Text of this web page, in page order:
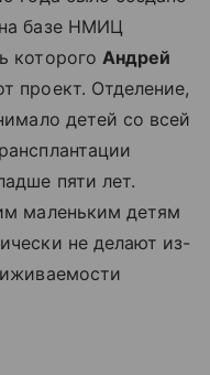
на базе НМИЦ
которого Андрей
проект. Отделение,
детей со всей
пяти лет.
маленьким детям
не делают из-